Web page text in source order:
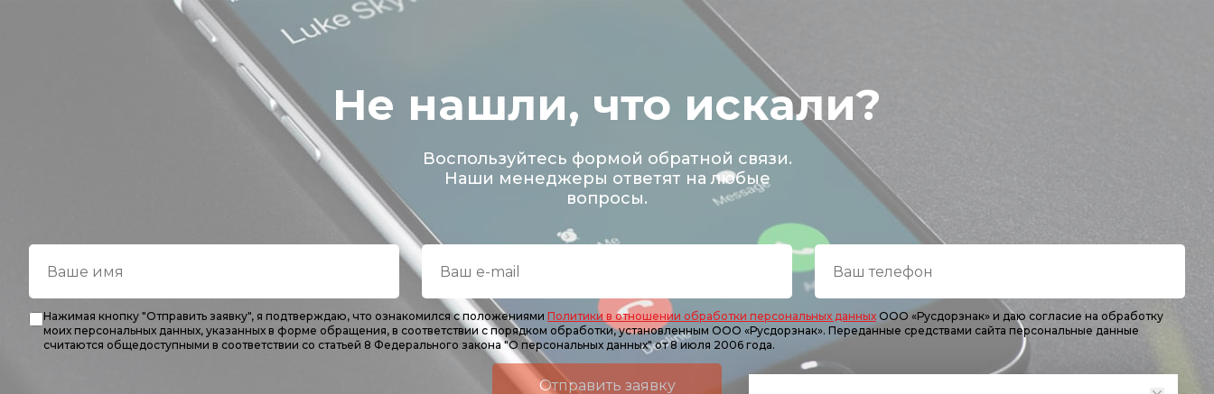
Не нашли, что искали?
Воспользуйтесь формой обратной связи.
Наши менеджеры ответят на любые
вопросы.
Нажимая кнопку "Отправить заявку", я подтверждаю, что ознакомился с положениями Политики в отношении обработки персональных данных ООО «Русдорзнак» и даю согласие на обработку
моих персональных данных, указанных в форме обращения, в соответствии с порядком обработки, установленным ООО «Русдорзнак». Переданные средствами сайта персональные данные
считаются общедоступными в соответствии со статьей 8 Федерального закона "О персональных данных" от 8 июля 2006 года.
Отправить заявку